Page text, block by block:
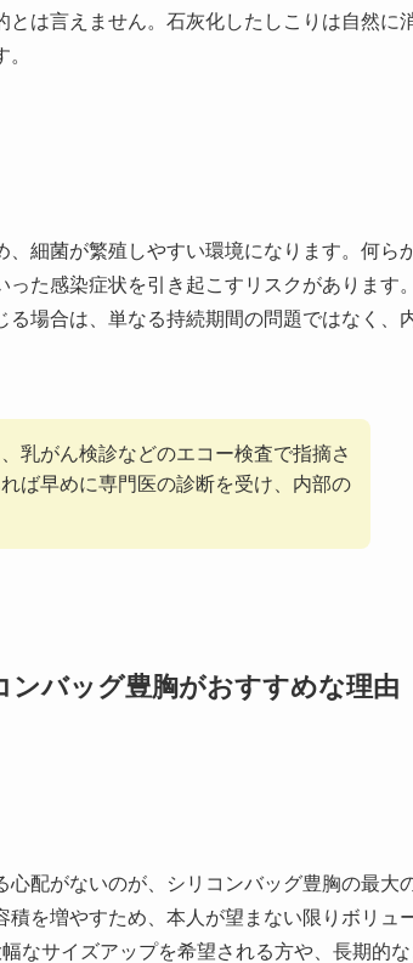
は言えません。石灰化したしこりは自然に
細菌が繁殖しやすい環境になります。何ら
た感染症状を引き起こすリスクがあります
場合は、単なる持続期間の問題ではなく、
乳がん検診などのエコー検査で指摘さ
ば早めに専門医の診断を受け、内部の
バッグ豊胸がおすすめな理由
配がないのが、シリコンバッグ豊胸の最大
を増やすため、本人が望まない限りボリュ
なサイズアップを希望される方や、長期的